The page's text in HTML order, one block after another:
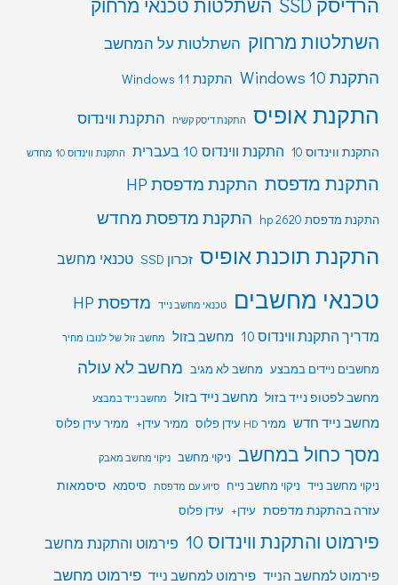
השתלטות טכנאי מרחוק
השתלטות מרחוק השתלטות על המחשב
התקנת Windows 10 התקנת Windows 11
התקנת אופיס התקנת דיסק קשיח התקנת ווינדוס
התקנת ווינדוס 10 התקנת ווינדוס 10 בעברית התקנת ווינדוס 10 מחדש
התקנת מדפסת התקנת מדפסת HP
התקנת מדפסת hp 2620 התקנת מדפסת מחדש
התקנת תוכנת אופיס זכרון SSD טכנאי מחשב
טכנאי מחשבים טכנאי מחשב נייד מדפסת HP
מדריך התקנת ווינדוס 10 מחשב בזול מחשב זול של לנובו מחיר
מחשבים ניידים במבצע מחשב לא מגיב מחשב לא עולה
מחשב לפטופ נייד בזול מחשב נייד בזול מחשב נייד במבצע
מחשב נייד חדש ממיר HD עידן פלוס ממיר עידן+ ממיר עידן פלוס
מסך כחול במחשב ניקוי מחשב ניקוי מחשב מאבק
ניקוי מחשב נייד ניקוי מחשב נייח סיוע עם מדפסת סיסמא סיסמאות
עזרה בהתקנת מדפסת עידן+ עידן פלוס
פירמוט והתקנת ווינדוס 10 פירמוט והתקנת מחשב
פירמוט למחשב הנייד פירמוט למחשב נייד פירמוט מחשב